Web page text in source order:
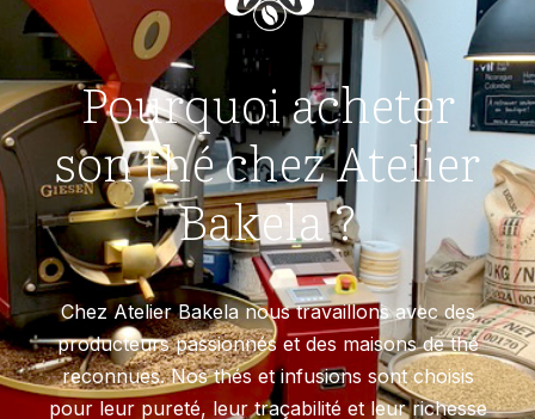
Pourquoi acheter
son thé chez Atelier
Bakela ?
Chez Atelier Bakela nous travaillons avec des
producteurs passionnés et des maisons de thé
reconnues. Nos thés et infusions sont choisis
pour leur pureté, leur traçabilité et leur richesse